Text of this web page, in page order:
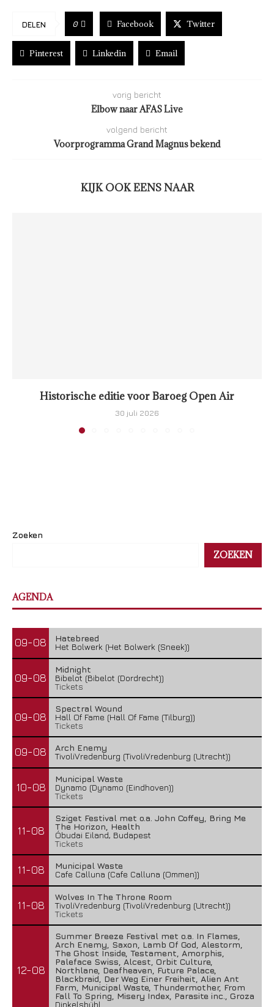
DELEN 0 Facebook Twitter
Pinterest Linkedin Email
vorig bericht
Elbow naar AFAS Live
volgend bericht
Voorprogramma Grand Magnus bekend
KIJK OOK EENS NAAR
Historische editie voor Baroeg Open Air
30 juli 2026
Zoeken
ZOEKEN
AGENDA
09-08
Hatebreed
Het Bolwerk (Het Bolwerk (Sneek))
09-08
Midnight
Bibelot (Bibelot (Dordrecht))
Tickets
09-08
Spectral Wound
Hall Of Fame (Hall Of Fame (Tilburg))
Tickets
09-08
Arch Enemy
TivoliVredenburg (TivoliVredenburg (Utrecht))
10-08
Municipal Waste
Dynamo (Dynamo (Eindhoven))
Tickets
11-08
Sziget Festival met o.a. John Coffey, Bring Me
The Horizon, Health
Óbudai Eiland, Budapest
Tickets
11-08
Municipal Waste
Cafe Calluna (Cafe Calluna (Ommen))
11-08
Wolves In The Throne Room
TivoliVredenburg (TivoliVredenburg (Utrecht))
Tickets
12-08
Summer Breeze Festival met o.a. In Flames,
Arch Enemy, Saxon, Lamb Of God, Alestorm,
The Ghost Inside, Testament, Amorphis,
Paleface Swiss, Alcest, Orbit Culture,
Northlane, Deafheaven, Future Palace,
Blackbraid, Der Weg Einer Freiheit, Alien Ant
Farm, Municipal Waste, Thundermother, From
Fall To Spring, Misery Index, Parasite inc., Groza
Dinkelsbühl